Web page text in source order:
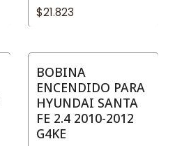
$21.823
No disponible
BOBINA
ENCENDIDO PARA
HYUNDAI SANTA
FE 2.4 2010-2012
G4KE